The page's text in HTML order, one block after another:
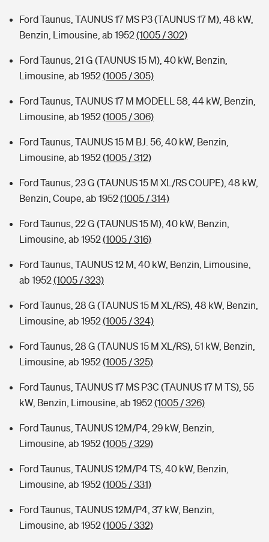
Ford Taunus, TAUNUS 17 MS P3 (TAUNUS 17 M), 48 kW,
Benzin, Limousine, ab 1952(1005 / 302)
Ford Taunus, 21 G (TAUNUS 15 M), 40 kW, Benzin,
Limousine, ab 1952(1005 / 305)
Ford Taunus, TAUNUS 17 M MODELL 58, 44 kW, Benzin,
Limousine, ab 1952(1005 / 306)
Ford Taunus, TAUNUS 15 M BJ. 56, 40 kW, Benzin,
Limousine, ab 1952(1005 / 312)
Ford Taunus, 23 G (TAUNUS 15 M XL/RS COUPE), 48 kW,
Benzin, Coupe, ab 1952(1005 / 314)
Ford Taunus, 22 G (TAUNUS 15 M), 40 kW, Benzin,
Limousine, ab 1952(1005 / 316)
Ford Taunus, TAUNUS 12 M, 40 kW, Benzin, Limousine,
ab 1952(1005 / 323)
Ford Taunus, 28 G (TAUNUS 15 M XL/RS), 48 kW, Benzin,
Limousine, ab 1952(1005 / 324)
Ford Taunus, 28 G (TAUNUS 15 M XL/RS), 51 kW, Benzin,
Limousine, ab 1952(1005 / 325)
Ford Taunus, TAUNUS 17 MS P3C (TAUNUS 17 M TS), 55
kW, Benzin, Limousine, ab 1952(1005 / 326)
Ford Taunus, TAUNUS 12M/P4, 29 kW, Benzin,
Limousine, ab 1952(1005 / 329)
Ford Taunus, TAUNUS 12M/P4 TS, 40 kW, Benzin,
Limousine, ab 1952(1005 / 331)
Ford Taunus, TAUNUS 12M/P4, 37 kW, Benzin,
Limousine, ab 1952(1005 / 332)